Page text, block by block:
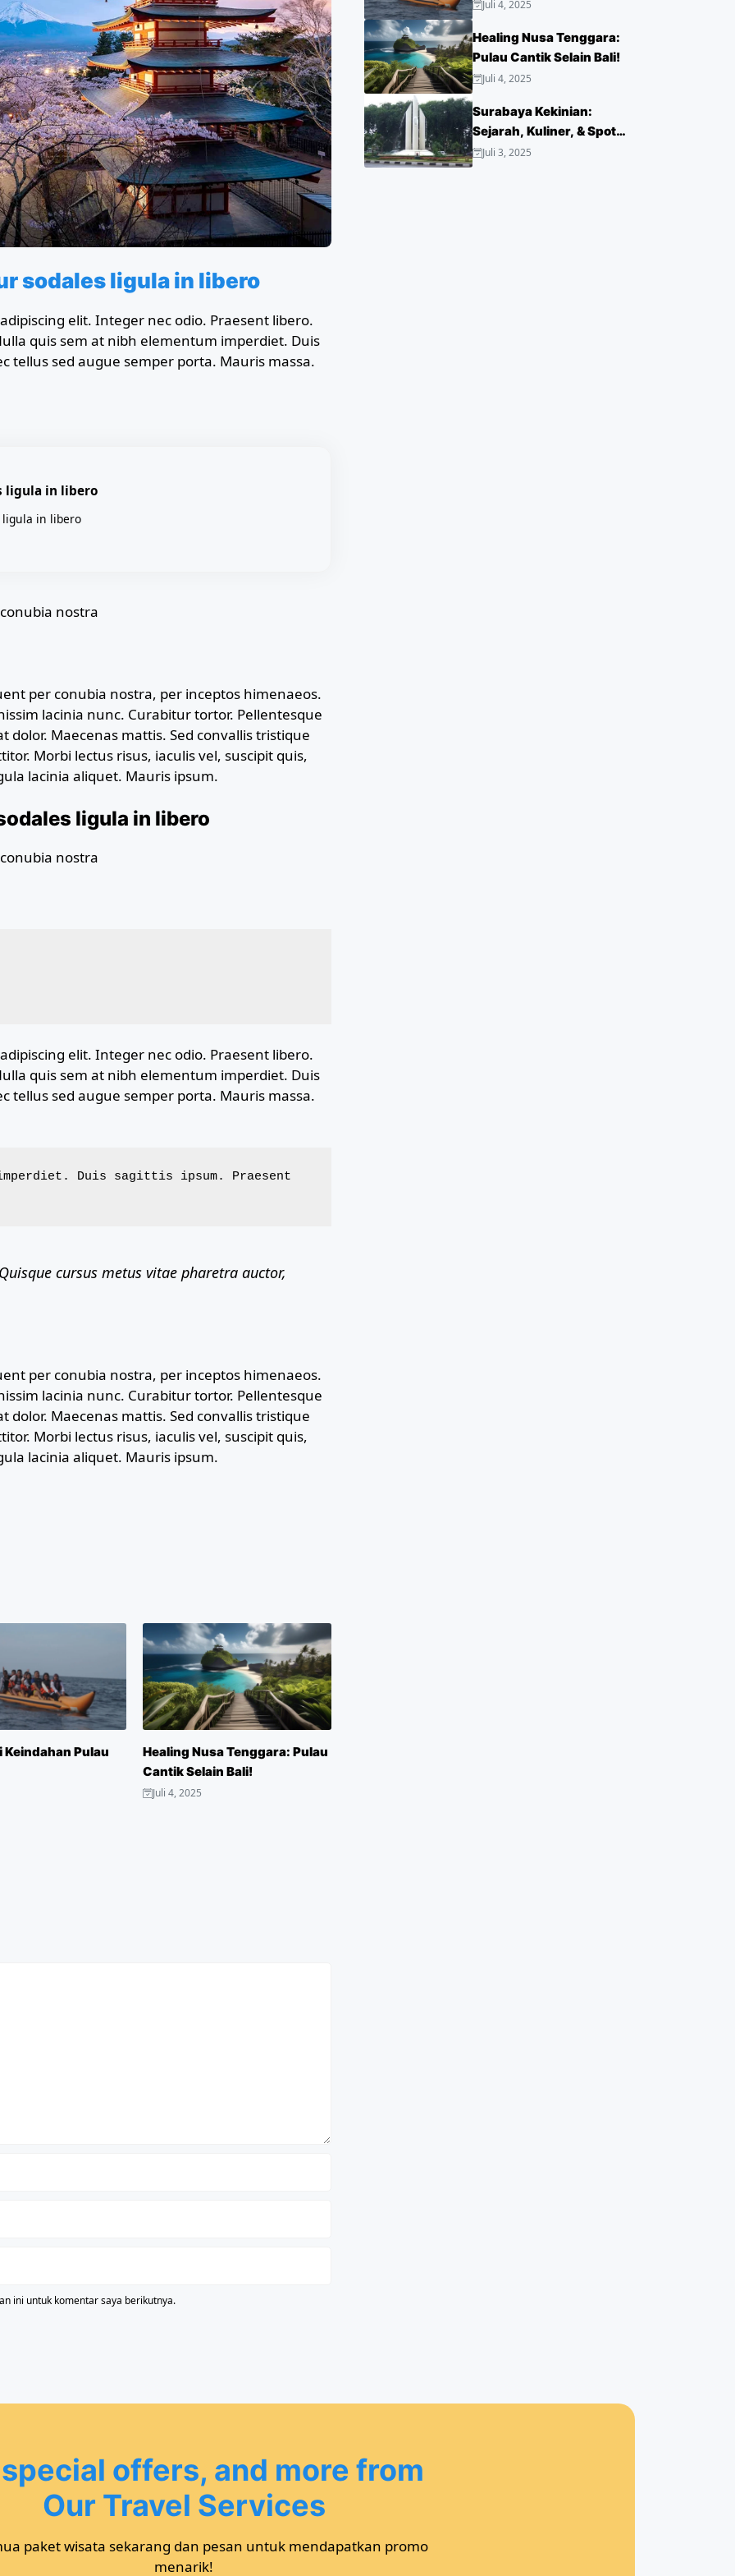
sodales ligula in libero
elit. Integer nec odio. Praesent libero.
quis sem at nibh elementum imperdiet. Duis
tellus sed augue semper porta. Mauris massa.
ligula in libero
ligula in libero
nostra
per conubia nostra, per inceptos himenaeos.
lacinia nunc. Curabitur tortor. Pellentesque
Maecenas mattis. Sed convallis tristique
Morbi lectus risus, iaculis vel, suscipit quis,
lacinia aliquet. Mauris ipsum.
ligula in libero
nostra
elit. Integer nec odio. Praesent libero.
quis sem at nibh elementum imperdiet. Duis
tellus sed augue semper porta. Mauris massa.
Duis sagittis ipsum. Praesent
cursus metus vitae pharetra auctor,
per conubia nostra, per inceptos himenaeos.
lacinia nunc. Curabitur tortor. Pellentesque
Maecenas mattis. Sed convallis tristique
Morbi lectus risus, iaculis vel, suscipit quis,
lacinia aliquet. Mauris ipsum.
Pulau
Healing Nusa Tenggara: Pulau
Cantik Selain Bali!
Juli 4, 2025
ini untuk komentar saya berikutnya.
Juli 4, 2025
Healing Nusa Tenggara:
Pulau Cantik Selain Bali!
Juli 4, 2025
Surabaya Kekinian:
Sejarah, Kuliner, & Spot
Hits!
Juli 3, 2025
offers, and more from
Our Travel Services
paket wisata sekarang dan pesan untuk mendapatkan promo
menarik!